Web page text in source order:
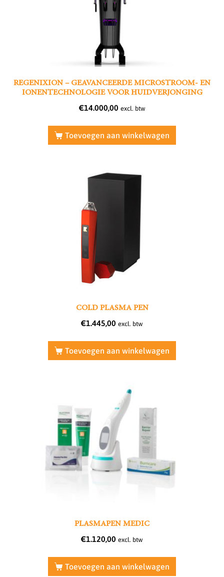
REGENIXION – GEAVANCEERDE MICROSTROOM- EN
IONENTECHNOLOGIE VOOR HUIDVERJONGING
€14.000,00 excl. btw
Toevoegen aan winkelwagen
COLD PLASMA PEN
€1.445,00 excl. btw
Toevoegen aan winkelwagen
PLASMAPEN MEDIC
€1.120,00 excl. btw
Toevoegen aan winkelwagen